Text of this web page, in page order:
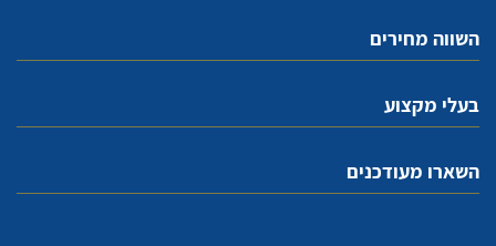
השווה מחירים
בעלי מקצוע
השארו מעודכנים